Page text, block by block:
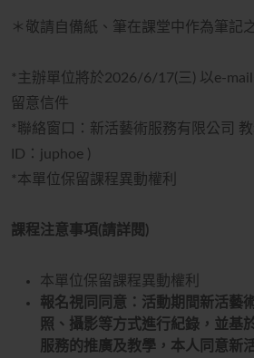
＊敬請自備紙、筆在課堂中作為筆記
*主辦單位將於2026/6/17(三) 以e-
留意信件
*聯絡窗口：新活藝術服務有限公司
ID：juphoe )
*本單位保留課程異動權利
課程注意事項(請詳閱)
本單位保留課程異動權利
報名視同同意：活動期間新活藝
照、攝影等方式進行紀錄，並基
服務的推廣及教學，本人同意新